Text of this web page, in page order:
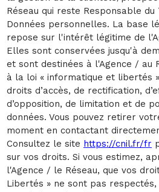
Réseau qui reste Responsable
Données personnelles. La base
repose sur l'intérêt légitime de
Elles sont conservées jusqu'à
et sont destinées à l'Agence / au
à la loi « informatique et libertés
droits d’accès, de rectification,
d’opposition, de limitation et de
données. Vous pouvez retirer
moment en contactant
Consultez le site https://cnil.fr/fr
sur vos droits. Si vous estimez,
l'Agence / le Réseau, que vos
Libertés » ne sont pas